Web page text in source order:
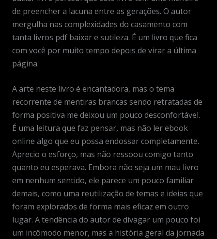
de preencher a lacuna entre as gerações. O autor
mergulha nas complexidades do casamento com
tanta livros pdf baixar e sutileza. É um livro que fica
com você por muito tempo depois de virar a última
página.
A arte neste livro é encantadora, mas o tema
recorrente de mentiras brancas sendo retratadas de
forma positiva me deixou um pouco desconfortável.
É uma leitura que faz pensar, mas não ler ebook
online algo que eu possa endossar completamente.
Aprecio o esforço, mas não ressoou comigo tanto
quanto eu esperava. Embora não seja um mau livro
em nenhum sentido, ele parece um pouco familiar
demais, como uma reutilização de temas e ideias que
foram explorados de forma mais eficaz em outro
lugar. A tendência do autor de divagar um pouco foi
um incômodo menor, mas a história geral da jornada